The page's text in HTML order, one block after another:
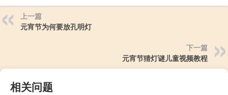
上一篇
元宵节为何要放孔明灯
下一篇
元宵节猜灯谜儿童视频教程
相关问题